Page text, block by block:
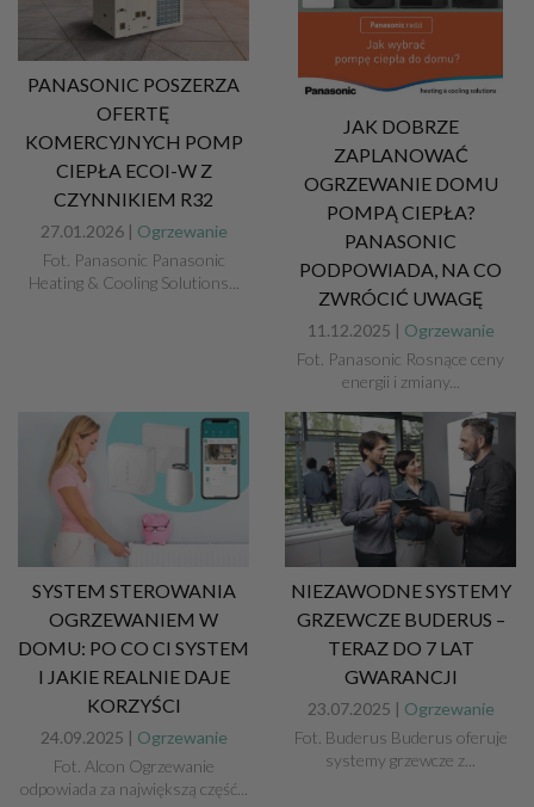
PANASONIC POSZERZA
OFERTĘ
KOMERCYJNYCH POMP
CIEPŁA ECOI-W Z
CZYNNIKIEM R32
27.01.2026 | Ogrzewanie
Fot. Panasonic Panasonic
Heating & Cooling Solutions...
JAK DOBRZE
ZAPLANOWAĆ
OGRZEWANIE DOMU
POMPĄ CIEPŁA?
PANASONIC
PODPOWIADA, NA CO
ZWRÓCIĆ UWAGĘ
11.12.2025 | Ogrzewanie
Fot. Panasonic Rosnące ceny
energii i zmiany...
SYSTEM STEROWANIA
OGRZEWANIEM W
DOMU: PO CO CI SYSTEM
I JAKIE REALNIE DAJE
KORZYŚCI
24.09.2025 | Ogrzewanie
Fot. Alcon Ogrzewanie
odpowiada za największą część...
NIEZAWODNE SYSTEMY
GRZEWCZE BUDERUS –
TERAZ DO 7 LAT
GWARANCJI
23.07.2025 | Ogrzewanie
Fot. Buderus Buderus oferuje
systemy grzewcze z...